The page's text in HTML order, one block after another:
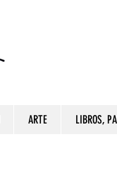
ARTE LIBROS,